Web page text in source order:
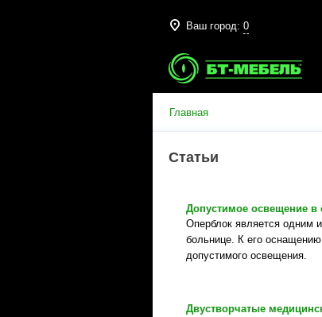
Ваш город: 0
Главная
Статьи
Допустимое освещение в
Оперблок является одним
больнице. К его
допустимого освещения.
Двустворчатые